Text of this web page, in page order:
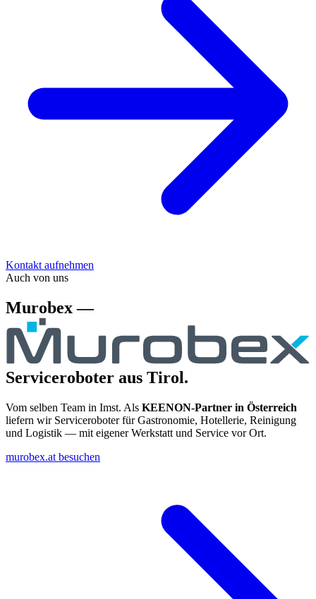
Kontakt aufnehmen
Auch von uns
Murobex —
Serviceroboter aus Tirol.
Vom selben Team in Imst. Als KEENON-Partner in Österreich
liefern wir Serviceroboter für Gastronomie, Hotellerie, Reinigung
und Logistik — mit eigener Werkstatt und Service vor Ort.
murobex.at besuchen